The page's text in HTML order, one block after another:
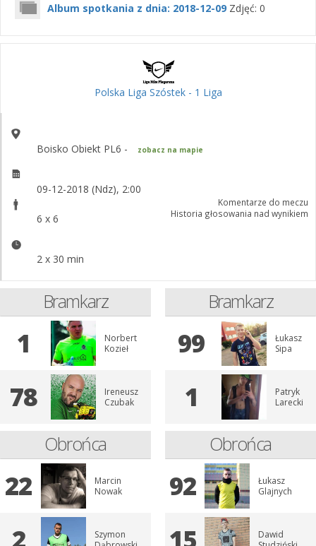
Album spotkania z dnia: 2018-12-09 Zdjęć: 0
Polska Liga Szóstek - 1 Liga
Boisko Obiekt PL6 - zobacz na mapie
09-12-2018 (Ndz), 2:00
6 x 6
2 x 30 min
Komentarze do meczu
Historia głosowania nad wynikiem
Bramkarz
1
Norbert
Kozieł
78
Ireneusz
Czubak
Obrońca
22
Marcin
Nowak
2
Szymon
Bramkarz
99
Łukasz
Sipa
1
Patryk
Larecki
Obrońca
92
Łukasz
Glajnych
15
Dawid